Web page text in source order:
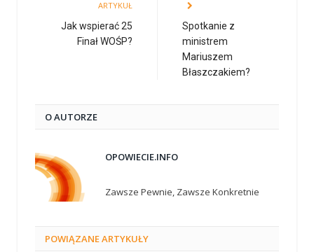
ARTYKUŁ
Jak wspierać 25
Finał WOŚP?
Spotkanie z
ministrem
Mariuszem
Błaszczakiem?
O AUTORZE
OPOWIECIE.INFO
Zawsze Pewnie, Zawsze Konkretnie
POWIĄZANEARTYKUŁY